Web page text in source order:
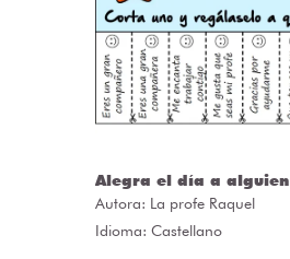
Alegra el día a alguien
Autora: La profe Raquel
Idioma: Castellano